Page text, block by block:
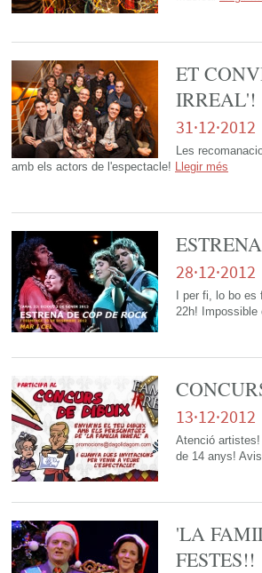
ET
IRREAL'!
31·12·2012
Les
amb els actors de l'espectacle! Llegir més
28·12·2012
I per fi, lo bo
22h!
13·12·2012
Atenció
de 14 anys!
'LA
FESTES!!